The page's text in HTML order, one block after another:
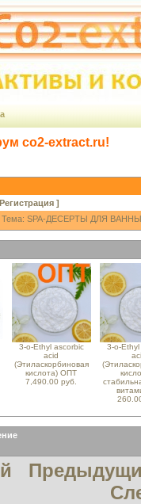
co2-extract.ru!
Регистрация ]
Тема: SPA-ДЕСЕРТЫ ДЛЯ ВАННЫ
3-o-Ethyl ascorbic
acid
(Этиласкорбиновая
кислота) ОПТ
7,490.00 руб.
3-o-Ethyl